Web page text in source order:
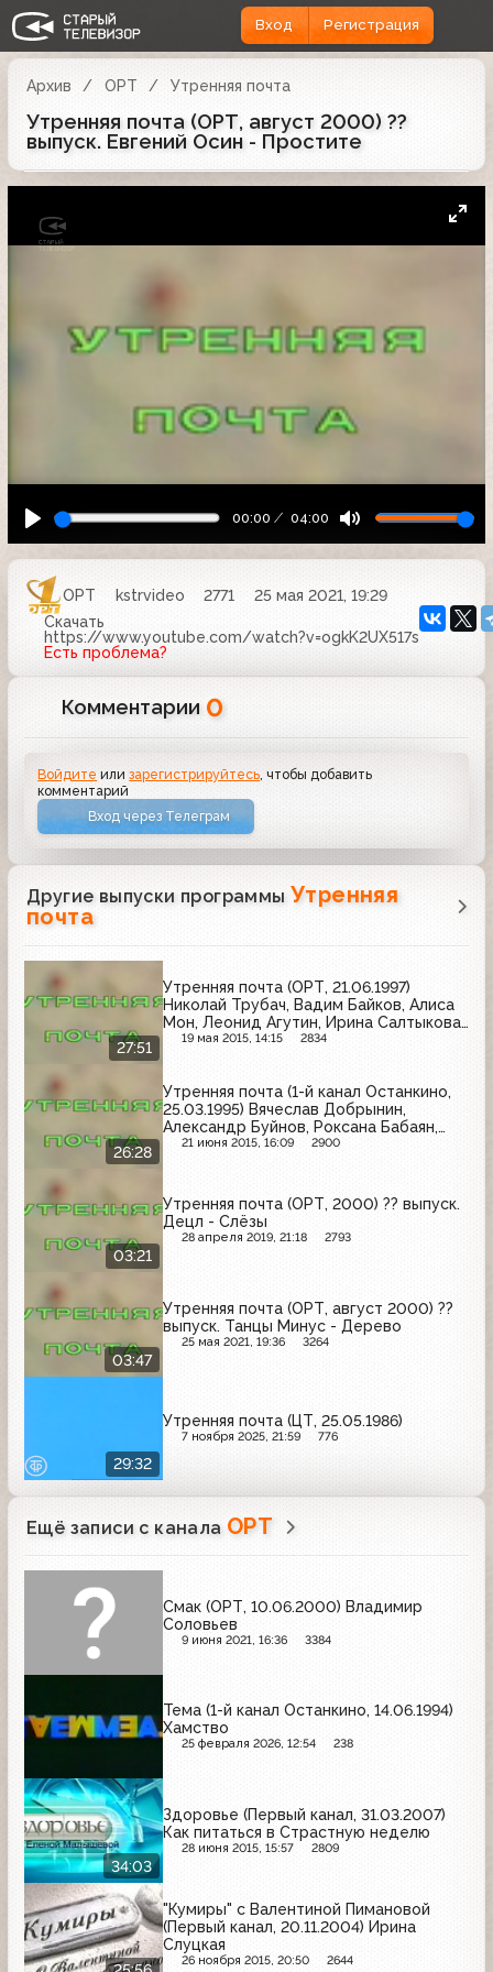
Вход Регистрация
Архив ОРТ Утренняя почта
Утренняя почта (ОРТ, август 2000) ??
выпуск. Евгений Осин - Простите
00:00 04:00
ОРТ kstrvideo 2771
25 мая 2021, 19:29
Скачать
https://www.youtube.com/watch?v=ogkK2UX517s
Есть проблема?
Комментарии 0
Войдите илизарегистрируйтесь, чтобы добавить
комментарий
Вход через Телеграм
Другие выпуски программы Утренняя
почта
27:51
Утренняя почта (ОРТ, 21.06.1997)
Николай Трубач, Вадим Байков, Алиса
Мон, Леонид Агутин, Ирина Салтыкова,
Диана Гурцкая.
19 мая 2015, 14:15 2834
26:28
Утренняя почта (1-й канал Останкино,
25.03.1995) Вячеслав Добрынин,
Александр Буйнов, Роксана Бабаян,
Татьяна Буланова.
21 июня 2015, 16:09 2900
03:21
Утренняя почта (ОРТ, 2000) ?? выпуск.
Децл - Слёзы
28 апреля 2019, 21:18 2793
03:47
Утренняя почта (ОРТ, август 2000) ??
выпуск. Танцы Минус - Дерево
25 мая 2021, 19:36 3264
29:32
Утренняя почта (ЦТ, 25.05.1986)
7 ноября 2025, 21:59 776
Ещё записи с канала ОРТ
Смак (ОРТ, 10.06.2000) Владимир
Соловьев
9 июня 2021, 16:36 3384
Тема (1-й канал Останкино, 14.06.1994)
Хамство
25 февраля 2026, 12:54 238
34:03
Здоровье (Первый канал, 31.03.2007)
Как питаться в Страстную неделю
28 июня 2015, 15:57 2809
"Кумиры" с Валентиной Пимановой
(Первый канал, 20.11.2004) Ирина
Слуцкая
26 ноября 2015, 20:50 2644